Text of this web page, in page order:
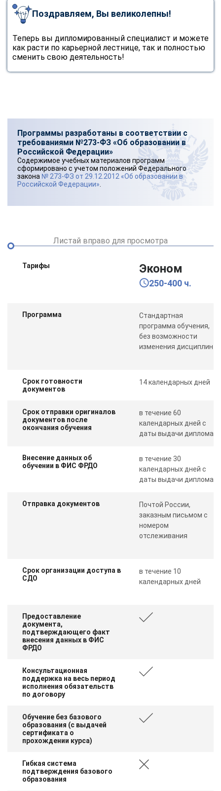
Поздравляем, Вы великолепны!
Теперь вы дипломированный специалист и можете
как расти по карьерной лестнице, так и полностью
сменить свою деятельность!
Программы разработаны в соответствии с
требованиями №273-ФЗ «Об образовании в
Российской Федерации»
Содержимое учебных материалов программ
сформировано с учетом положений Федерального
закона № 273-ФЗ от 29.12.2012 «Об образовании в
Российской Федерации»
Листай вправо для просмотра
Тарифы Эконом
250-400 ч.
Программа
Стандартная
программа обучения,
без возможности
изменения дисциплин
Срок готовности
документов
14 календарных дней
Срок отправки оригиналов
документов после
окончания обучения
в течение 60
календарных дней с
даты выдачи диплома
Внесение данных об
обучении в ФИС ФРДО
в течение 30
календарных дней с
даты выдачи диплома
Отправка документов
Почтой России,
заказным письмом с
номером
отслеживания
Срок организации доступа в
СДО
в течение 10
календарных дней
Предоставление
документа,
подтверждающего факт
внесения данных в ФИС
ФРДО
Консультационная
поддержка на весь период
исполнения обязательств
по договору
Обучение без базового
образования (с выдачей
сертификата о
прохождении курса)
Гибкая система
подтверждения базового
образования